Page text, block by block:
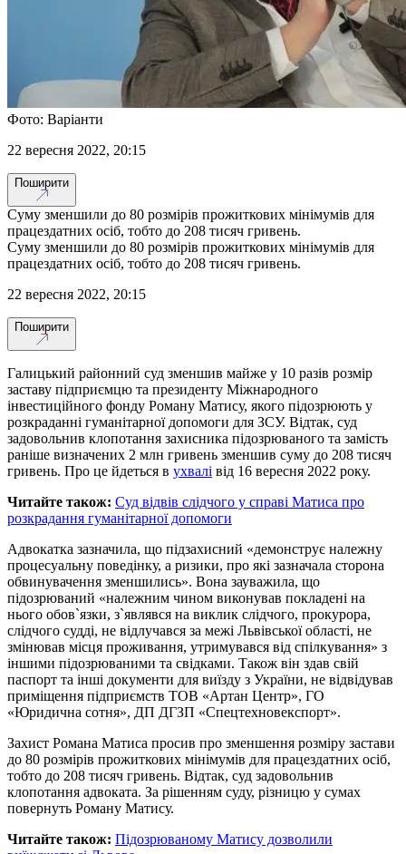
Фото: Варіанти
22 вересня 2022, 20:15
Поширити
Суму зменшили до 80 розмірів прожиткових мінімумів для
працездатних осіб, тобто до 208 тисяч гривень.
Суму зменшили до 80 розмірів прожиткових мінімумів для
працездатних осіб, тобто до 208 тисяч гривень.
22 вересня 2022, 20:15
Поширити
Галицький районний суд зменшив майже у 10 разів розмір
заставу підприємцю та президенту Міжнародного
інвестиційного фонду Роману Матису, якого підозрюють у
розкраданні гуманітарної допомоги для ЗСУ. Відтак, суд
задовольнив клопотання захисника підозрюваного та замість
раніше визначених 2 млн гривень зменшив суму до 208 тисяч
гривень. Про це йдеться в ухвалі від 16 вересня 2022 року.
Читайте також: Суд відвів слідчого у справі Матиса про
розкрадання гуманітарної допомоги
Адвокатка зазначила, що підзахисний «демонструє належну
процесуальну поведінку, а ризики, про які зазначала сторона
обвинувачення зменшились». Вона зауважила, що
підозрюваний «належним чином виконував покладені на
нього обов`язки, з`являвся на виклик слідчого, прокурора,
слідчого судді, не відлучався за межі Львівської області, не
змінював місця проживання, утримувався від спілкування» з
іншими підозрюваними та свідками. Також він здав свій
паспорт та інші документи для виїзду з України, не відвідував
приміщення підприємств ТОВ «Артан Центр», ГО
«Юридична сотня», ДП ДГЗП «Спецтехновекспорт».
Захист Романа Матиса просив про зменшення розміру застави
до 80 розмірів прожиткових мінімумів для працездатних осіб,
тобто до 208 тисяч гривень. Відтак, суд задовольнив
клопотання адвоката. За рішенням суду, різницю у сумах
повернуть Роману Матису.
Читайте також: Підозрюваному Матису дозволили